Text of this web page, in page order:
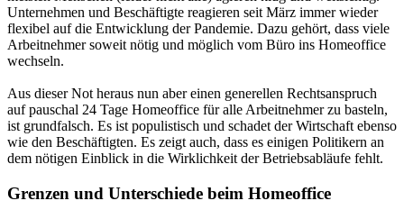
Unternehmen und Beschäftigte reagieren seit März immer wieder
flexibel auf die Entwicklung der Pandemie. Dazu gehört, dass viele
Arbeitnehmer soweit nötig und möglich vom Büro ins Homeoffice
wechseln.
Aus dieser Not heraus nun aber einen generellen Rechtsanspruch
auf pauschal 24 Tage Homeoffice für alle Arbeitnehmer zu basteln,
ist grundfalsch. Es ist populistisch und schadet der Wirtschaft ebenso
wie den Beschäftigten. Es zeigt auch, dass es einigen Politikern an
dem nötigen Einblick in die Wirklichkeit der Betriebsabläufe fehlt.
Grenzen und Unterschiede beim Homeoffice